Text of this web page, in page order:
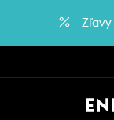
Zľavy